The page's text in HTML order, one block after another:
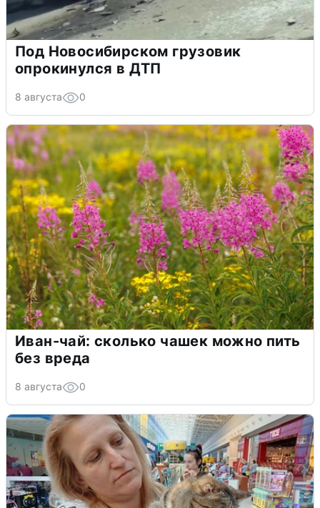
Под Новосибирском грузовик
опрокинулся в ДТП
8 августа 0
Иван-чай: сколько чашек можно пить
без вреда
8 августа 0